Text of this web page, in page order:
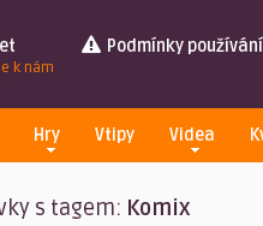
k nám
Podmínky používání
Hry Vtipy Videa
s tagem: Komix